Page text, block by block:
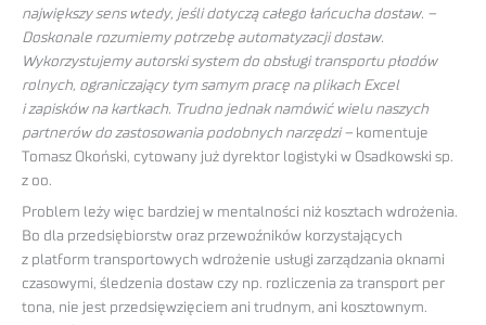
największy sens wtedy, jeśli dotyczą całego łańcucha dostaw. –
Doskonale rozumiemy potrzebę automatyzacji dostaw.
Wykorzystujemy autorski system do obsługi transportu płodów
rolnych, ograniczający tym samym pracę na plikach Excel
i zapisków na kartkach. Trudno jednak namówić wielu naszych
partnerów do zastosowania podobnych narzędzi – komentuje
Tomasz Okoński, cytowany już dyrektor logistyki w Osadkowski sp.
z oo.
Problem leży więc bardziej w mentalności niż kosztach wdrożenia.
Bo dla przedsiębiorstw oraz przewoźników korzystających
z platform transportowych wdrożenie usługi zarządzania oknami
czasowymi, śledzenia dostaw czy np. rozliczenia za transport per
tona, nie jest przedsięwzięciem ani trudnym, ani kosztownym.